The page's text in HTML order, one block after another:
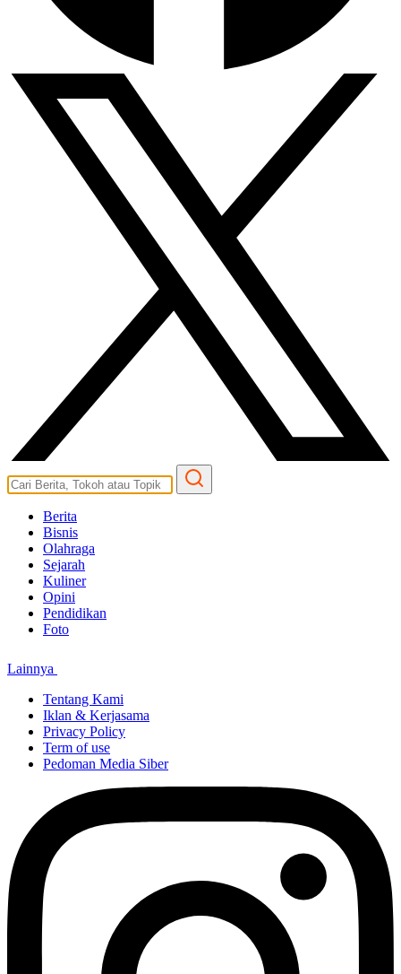
Berita
Bisnis
Olahraga
Sejarah
Kuliner
Opini
Pendidikan
Foto
Lainnya
Tentang Kami
Iklan & Kerjasama
Privacy Policy
Term of use
Pedoman Media Siber